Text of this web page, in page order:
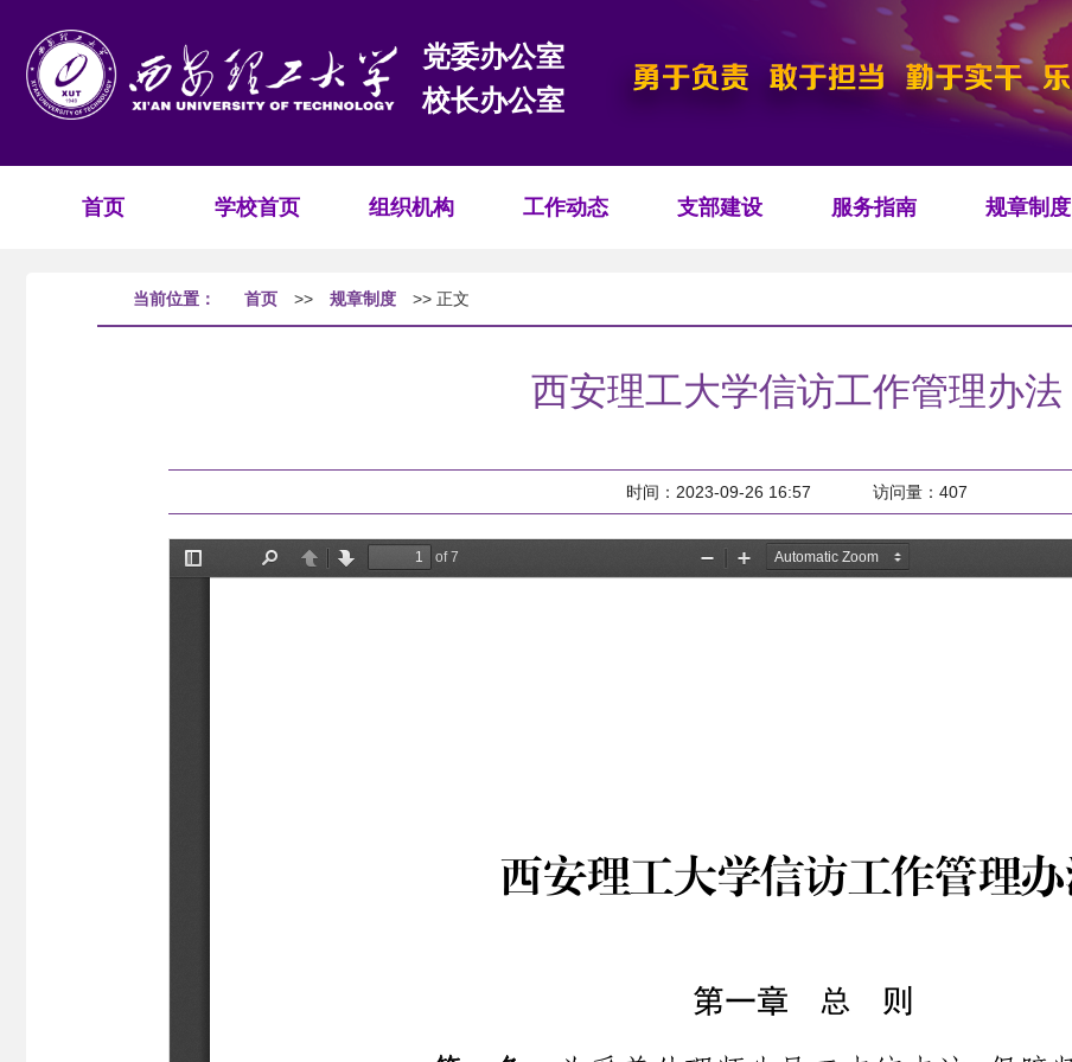
党委办公室
校长办公室
首页 学校首页 组织机构 工作动态 支部建设 服务指南 规章制度
当前位置： 首页 >> 规章制度 >> 正文
西安理工大学信访工作管理办法
时间：2023-09-26 16:57 访问量： 407